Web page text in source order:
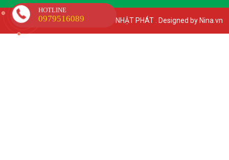
Copyright © 2023 HỒNG NHẬT PHÁT . Designed by Nina.vn
HOTLINE
0979516089